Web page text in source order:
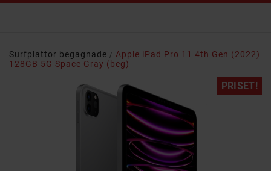
Surfplattor begagnade
Apple iPad Pro 11 4th Gen (2022)
128GB 5G Space Gray (beg)
PRISET!